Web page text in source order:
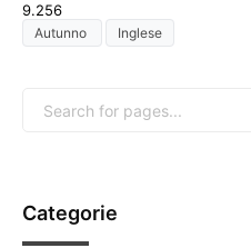
9.256
Autunno Inglese
Categorie